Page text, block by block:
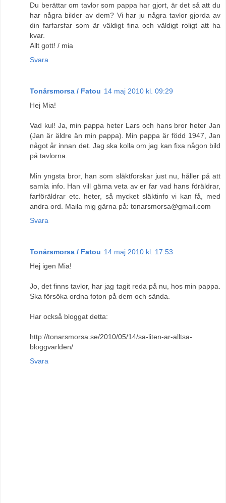
Du berättar om tavlor som pappa har gjort, är det så att du
har några bilder av dem? Vi har ju några tavlor gjorda av
din farfarsfar som är väldigt fina och väldigt roligt att ha
kvar.
Allt gott! / mia
Svara
Tonårsmorsa / Fatou 14 maj 2010 kl. 09:29
Hej Mia!
Vad kul! Ja, min pappa heter Lars och hans bror heter Jan
(Jan är äldre än min pappa). Min pappa är född 1947, Jan
något år innan det. Jag ska kolla om jag kan fixa någon bild
på tavlorna.
Min yngsta bror, han som släktforskar just nu, håller på att
samla info. Han vill gärna veta av er far vad hans föräldrar,
farföräldrar etc. heter, så mycket släktinfo vi kan få, med
andra ord. Maila mig gärna på: tonarsmorsa@gmail.com
Svara
Tonårsmorsa / Fatou 14 maj 2010 kl. 17:53
Hej igen Mia!
Jo, det finns tavlor, har jag tagit reda på nu, hos min pappa.
Ska försöka ordna foton på dem och sända.
Har också bloggat detta:
http://tonarsmorsa.se/2010/05/14/sa-liten-ar-alltsa-
bloggvarlden/
Svara